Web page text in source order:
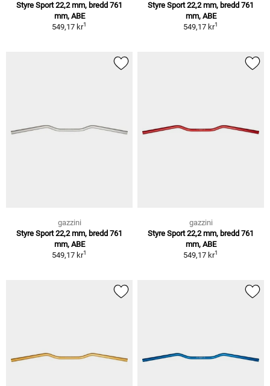
Styre Sport 22,2 mm, bredd 761
mm, ABE
549,17 kr1
Styre Sport 22,2 mm, bredd 761
mm, ABE
549,17 kr1
gazzini
Styre Sport 22,2 mm, bredd 761
mm, ABE
549,17 kr1
gazzini
Styre Sport 22,2 mm, bredd 761
mm, ABE
549,17 kr1